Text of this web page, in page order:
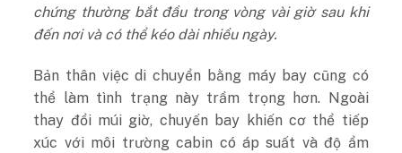
chứng thường bắt đầu trong vòng vài giờ sau khi
đến nơi và có thể kéo dài nhiều ngày.
Bản thân việc di chuyển bằng máy bay cũng có
thể làm tình trạng này trầm trọng hơn. Ngoài
thay đổi múi giờ, chuyến bay khiến cơ thể tiếp
xúc với môi trường cabin có áp suất và độ ẩm